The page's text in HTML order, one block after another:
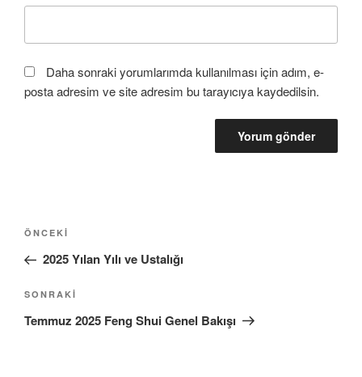
Daha sonraki yorumlarımda kullanılması için adım, e-
posta adresim ve site adresim bu tarayıcıya kaydedilsin.
Yazı
Önceki
Yazı
ÖNCEKI
2025 Yılan Yılı ve Ustalığı
Sonraki
Yazı
SONRAKI
Temmuz 2025 Feng Shui Genel Bakışı